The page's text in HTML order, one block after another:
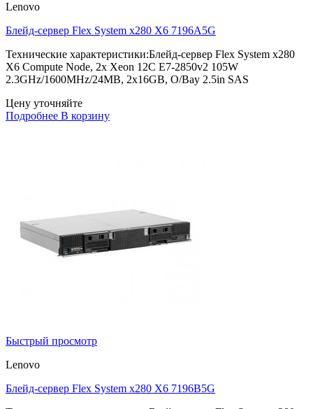
Lenovo
Блейд-сервер Flex System x280 X6 7196A5G
Технические характеристики:Блейд-сервер Flex System x280
X6 Compute Node, 2x Xeon 12C E7-2850v2 105W
2.3GHz/1600MHz/24MB, 2x16GB, O/Bay 2.5in SAS
Цену уточняйте
Подробнее В корзину
Быстрый просмотр
Lenovo
Блейд-сервер Flex System x280 X6 7196B5G